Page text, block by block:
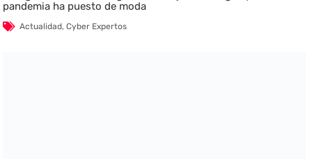
pandemia ha puesto de moda
Actualidad,Cyber Expertos